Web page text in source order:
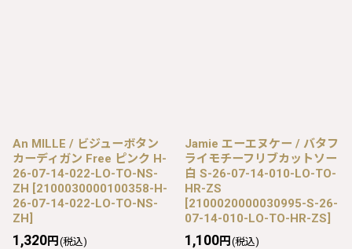
An MILLE / ビジューボタン
カーディガン Free ピンク H-
26-07-14-022-LO-TO-NS-
ZH [2100030000100358-H-
26-07-14-022-LO-TO-NS-
ZH]
1,320円 (税込)
Jamie エーエヌケー / バタフ
ライモチーフリブカットソー
白 S-26-07-14-010-LO-TO-
HR-ZS
[2100020000030995-S-26-
07-14-010-LO-TO-HR-ZS]
1,100円 (税込)